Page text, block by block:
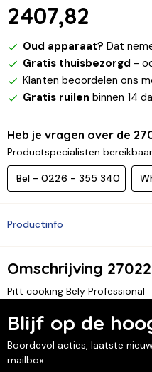
2407,82
Oud apparaat? Dat
Gratis thuisbezorgd -
Klanten beoordelen ons
Gratis ruilen binnen 14
Heb je vragen over de
Productspecialisten
Bel - 0226 - 355 340
Productinfo
Omschrijving
Pitt cooking Bely Professional
Blijf op de
Boordevol acties, laatste
mailbox